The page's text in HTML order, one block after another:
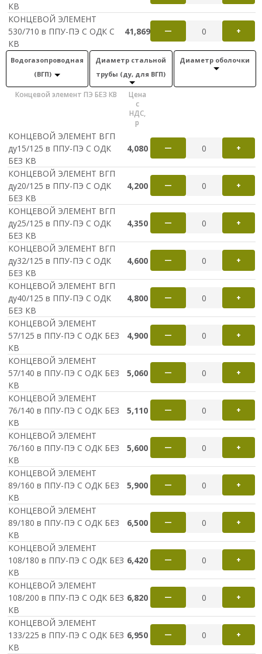
Ваш e-mail
КВ
КОНЦЕВОЙ ЭЛЕМЕНТ
530/710 в ППУ-ПЭ С ОДК С
КВ
41,869 — +
Водогазопроводная
(ВГП)
Диаметр стальной
трубы (ду, для ВГП)
Диаметр оболочки
Концевой элемент ПЭ БЕЗ КВ
Цена
с
НДС,
р
КОНЦЕВОЙ ЭЛЕМЕНТ ВГП
ду15/125 в ППУ-ПЭ С ОДК
БЕЗ КВ
4,080 — +
КОНЦЕВОЙ ЭЛЕМЕНТ ВГП
ду20/125 в ППУ-ПЭ С ОДК
БЕЗ КВ
4,200 — +
КОНЦЕВОЙ ЭЛЕМЕНТ ВГП
ду25/125 в ППУ-ПЭ С ОДК
БЕЗ КВ
4,350 — +
КОНЦЕВОЙ ЭЛЕМЕНТ ВГП
ду32/125 в ППУ-ПЭ С ОДК
БЕЗ КВ
4,600 — +
КОНЦЕВОЙ ЭЛЕМЕНТ ВГП
ду40/125 в ППУ-ПЭ С ОДК
БЕЗ КВ
4,800 — +
КОНЦЕВОЙ ЭЛЕМЕНТ
57/125 в ППУ-ПЭ С ОДК БЕЗ
КВ
4,900 — +
КОНЦЕВОЙ ЭЛЕМЕНТ
57/140 в ППУ-ПЭ С ОДК БЕЗ
КВ
5,060 — +
КОНЦЕВОЙ ЭЛЕМЕНТ
76/140 в ППУ-ПЭ С ОДК БЕЗ
КВ
5,110 — +
КОНЦЕВОЙ ЭЛЕМЕНТ
76/160 в ППУ-ПЭ С ОДК БЕЗ
КВ
5,600 — +
КОНЦЕВОЙ ЭЛЕМЕНТ
89/160 в ППУ-ПЭ С ОДК БЕЗ
КВ
5,900 — +
КОНЦЕВОЙ ЭЛЕМЕНТ
89/180 в ППУ-ПЭ С ОДК БЕЗ
КВ
6,500 — +
КОНЦЕВОЙ ЭЛЕМЕНТ
108/180 в ППУ-ПЭ С ОДК БЕЗ
КВ
6,420 — +
КОНЦЕВОЙ ЭЛЕМЕНТ
108/200 в ППУ-ПЭ С ОДК БЕЗ
КВ
6,820 — +
КОНЦЕВОЙ ЭЛЕМЕНТ
133/225 в ППУ-ПЭ С ОДК БЕЗ
КВ
6,950 — +